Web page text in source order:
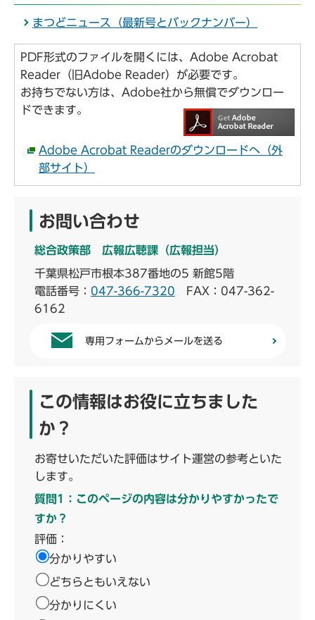
まつどニュース（最新号とバックナンバー）
PDF形式のファイルを開くには、Adobe Acrobat
Reader（旧Adobe Reader）が必要です。
お持ちでない方は、Adobe社から無償でダウンロー
ドできます。
Adobe Acrobat Readerのダウンロードへ（外
部サイト）
お問い合わせ
総合政策部 広報広聴課（広報担当）
千葉県松戸市根本387番地の5 新館5階
電話番号： 047-366-7320 FAX：047-362-
6162
専用フォームからメールを送る
この情報はお役に立ちました
か？
お寄せいただいた評価はサイト運営の参考といた
します。
質問1：このページの内容は分かりやすかったで
すか？
評価：
分かりやすい
どちらともいえない
分かりにくい